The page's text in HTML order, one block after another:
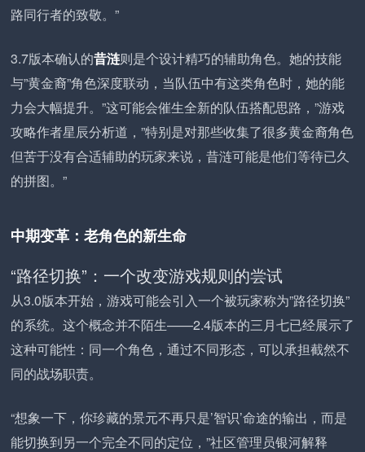
路同行者的致敬。”
3.7版本确认的昔涟则是个设计精巧的辅助角色。她的技能
与”黄金裔”角色深度联动，当队伍中有这类角色时，她的能
力会大幅提升。”这可能会催生全新的队伍搭配思路，”游戏
攻略作者星辰分析道，”特别是对那些收集了很多黄金裔角色
但苦于没有合适辅助的玩家来说，昔涟可能是他们等待已久
的拼图。”
中期变革：老角色的新生命
“路径切换”：一个改变游戏规则的尝试
从3.0版本开始，游戏可能会引入一个被玩家称为”路径切换”
的系统。这个概念并不陌生——2.4版本的三月七已经展示了
这种可能性：同一个角色，通过不同形态，可以承担截然不
同的战场职责。
“想象一下，你珍藏的景元不再只是’智识’命途的输出，而是
能切换到另一个完全不同的定位，”社区管理员银河解释